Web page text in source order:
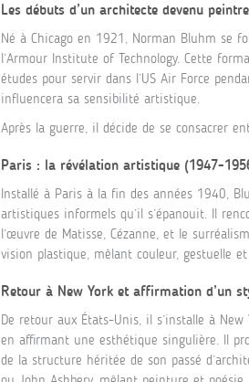
Les débuts d’un architecte devenu peintre
Né à Chicago en 1921, Norman Bluhm se
l’Armour Institute of Technology. Cette
études pour servir dans l’US Air Force
influencera sa sensibilité artistique.
Après la guerre, il décide de se consacrer
Paris : la révélation artistique (1947-
Installé à Paris à la fin des années 1940,
artistiques informels qu’il s’épanouit. Il
l’œuvre de Matisse, Cézanne, et le
vision plastique, mêlant couleur, gestuelle
Retour à New York et affirmation d’un
De retour aux États-Unis, il s’installe à
en affirmant une esthétique singulière. Il
de la structure héritée de son passé